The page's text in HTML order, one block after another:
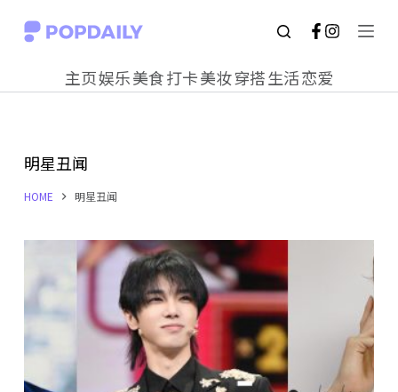
S
o
c
e
t
主页娱乐美食打卡美妆穿搭生活恋爱
明星丑闻
HOME 明星丑闻